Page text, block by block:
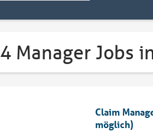
4 Manager Jobs
Claim
möglich)